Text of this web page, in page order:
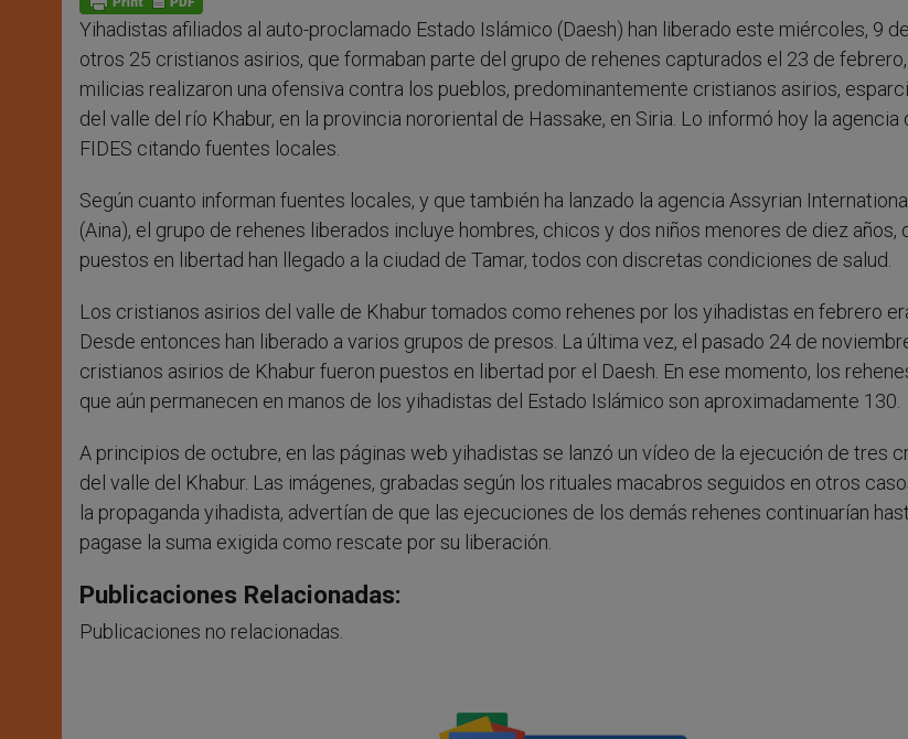
p e
r
k
Yihadistas afiliados al auto-proclamado Estado Islámico (Daesh) han liberado este miércoles, 9
otros 25 cristianos asirios, que formaban parte del grupo de rehenes capturados el 23 de
milicias realizaron una ofensiva contra los pueblos, predominantemente cristianos asirios,
del valle del río Khabur, en la provincia nororiental de Hassake, en Siria. Lo informó hoy la agencia
FIDES citando fuentes locales.
Según cuanto informan fuentes locales, y que también ha lanzado la agencia Assyrian
(Aina), el grupo de rehenes liberados incluye hombres, chicos y dos niños menores de diez años,
puestos en libertad han llegado a la ciudad de Tamar, todos con discretas condiciones de salud.
Los cristianos asirios del valle de Khabur tomados como rehenes por los yihadistas en febrero
Desde entonces han liberado a varios grupos de presos. La última vez, el pasado 24 de
cristianos asirios de Khabur fueron puestos en libertad por el Daesh. En ese momento, los
que aún permanecen en manos de los yihadistas del Estado Islámico son aproximadamente 130.
A principios de octubre, en las páginas web yihadistas se lanzó un vídeo de la ejecución de tres
del valle del Khabur. Las imágenes, grabadas según los rituales macabros seguidos en otros
la propaganda yihadista, advertían de que las ejecuciones de los demás rehenes continuarían
pagase la suma exigida como rescate por su liberación.
Publicaciones Relacionadas:
Publicaciones no relacionadas.